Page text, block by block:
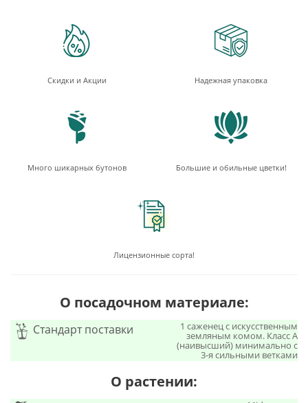
Скидки и Акции Надежная упаковка
Много шикарных бутонов Большие и обильные цветки!
Лицензионные сорта!
О посадочном материале:
Стандарт поставки 1 саженец с искусственным
земляным комом. Класс А
(наивысший) минимально с
3-я сильными ветками
О растении: